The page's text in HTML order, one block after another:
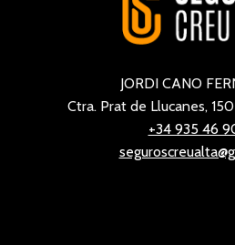
JORDI CANO
Ctra. Prat de Llucanes,
+34 935 46